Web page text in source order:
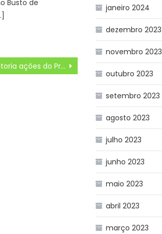
Busto de
SP vistoria ações do Programa Rios Vivos em Taubaté e projeta ampliar investimentos
janeiro 2024
dezembro 2023
novembro 2023
outubro 2023
setembro 2023
agosto 2023
julho 2023
junho 2023
maio 2023
abril 2023
março 2023